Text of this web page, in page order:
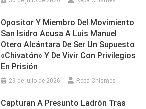
Opositor Y Miembro Del Movimiento
San Isidro Acusa A Luis Manuel
Otero Alcántara De Ser Un Supuesto
«chivatón» Y De Vivir Con Privilegios
En Prisión
29 de julio de 2026 Repa Chismes
Capturan A Presunto Ladrón Tras